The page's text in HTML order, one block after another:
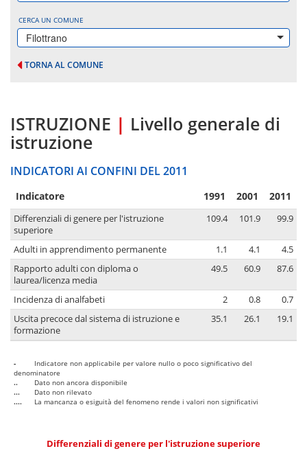
CERCA UN COMUNE
Filottrano
TORNA AL COMUNE
ISTRUZIONE | Livello generale di
istruzione
INDICATORI AI CONFINI DEL 2011
Indicatore 1991 2001 2011
Differenziali di genere per l'istruzione
superiore
109.4 101.9 99.9
Adulti in apprendimento permanente 1.1 4.1
4.5
Rapporto adulti con diploma o
laurea/licenza media
49.5 60.9 87.6
Incidenza di analfabeti 2 0.8
0.7
Uscita precoce dal sistema di istruzione e
formazione
35.1 26.1 19.1
-
Indicatore non applicabile per valore nullo o poco significativo del
denominatore
..
Dato non ancora disponibile
...
Dato non rilevato
....
La mancanza o esiguità del fenomeno rende i valori non significativi
Differenziali di genere per l'istruzione superiore